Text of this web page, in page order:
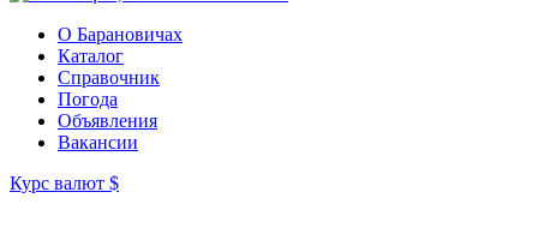
О Барановичах
Каталог
Справочник
Погода
Объявления
Вакансии
Курс валют $